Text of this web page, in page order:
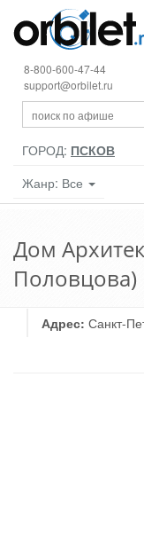
8-800-600-47-44
support@orbilet.ru
ГОРОД: ПСКОВ
Жанр: Все
Дом
Половцова)
Адрес: Санкт-